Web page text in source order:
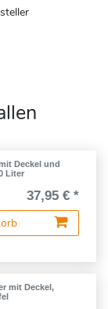
Deckel und
Liter
37,95 € *
mit Deckel,